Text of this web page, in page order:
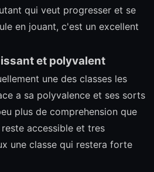
qui veut progresser et se
en jouant, c'est un excellent
et polyvalent
une des classes les
a sa polyvalence et ses sorts
plus de comprehension que
accessible et tres
une classe qui restera forte